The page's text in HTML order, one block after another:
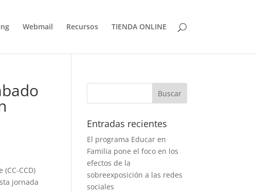
Webmail Recursos TIENDA ONLINE
CCD)
jornada
Entradas recientes
El programa Educar en
Familia pone el foco en los
efectos de la
sobreexposición a las redes
sociales